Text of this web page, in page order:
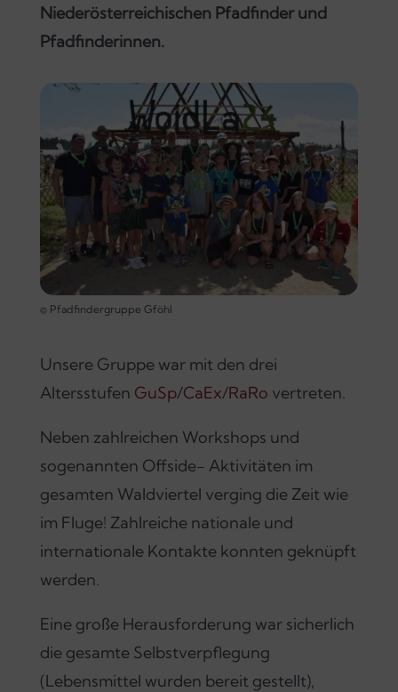
Niederösterreichischen Pfadfinder und
Pfadfinderinnen.
© Pfadfindergruppe Gföhl
Unsere Gruppe war mit den drei
Altersstufen GuSp/CaEx/RaRo vertreten.
Neben zahlreichen Workshops und
sogenannten Offside- Aktivitäten im
gesamten Waldviertel verging die Zeit wie
im Fluge! Zahlreiche nationale und
internationale Kontakte konnten geknüpft
werden.
Eine große Herausforderung war sicherlich
die gesamte Selbstverpflegung
(Lebensmittel wurden bereit gestellt),